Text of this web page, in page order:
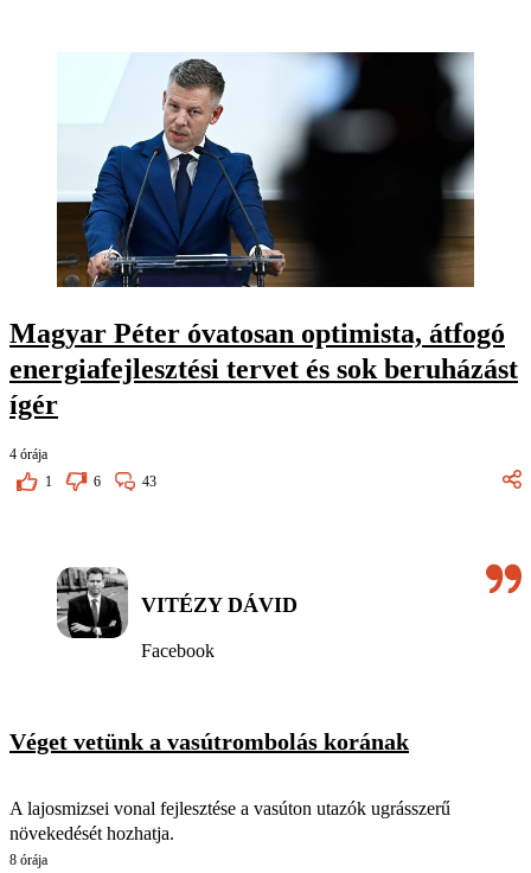
Magyar Péter óvatosan optimista, átfogó
energiafejlesztési tervet és sok beruházást
ígér
4 órája
1
6 43
VITÉZY DÁVID
Facebook
Véget vetünk a vasútrombolás korának
A lajosmizsei vonal fejlesztése a vasúton utazók ugrásszerű
növekedését hozhatja.
8 órája